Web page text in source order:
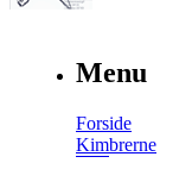
Menu
Forside
Kimbrerne